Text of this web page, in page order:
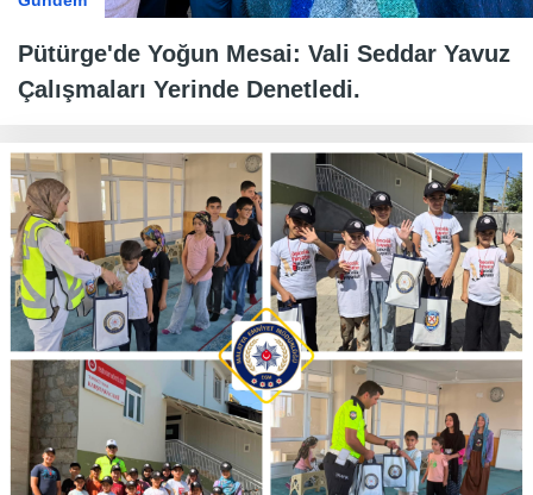
Pütürge'de Yoğun Mesai: Vali Seddar Yavuz
Çalışmaları Yerinde Denetledi.